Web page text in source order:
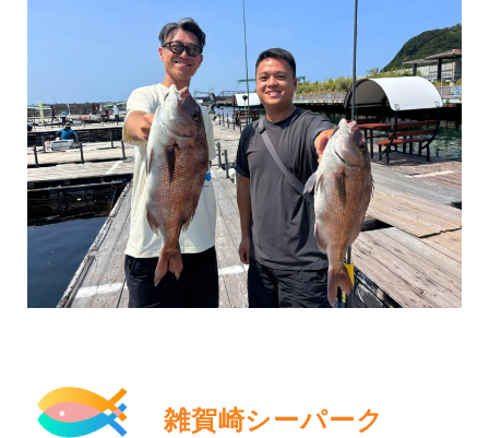
雑賀崎シーパーク